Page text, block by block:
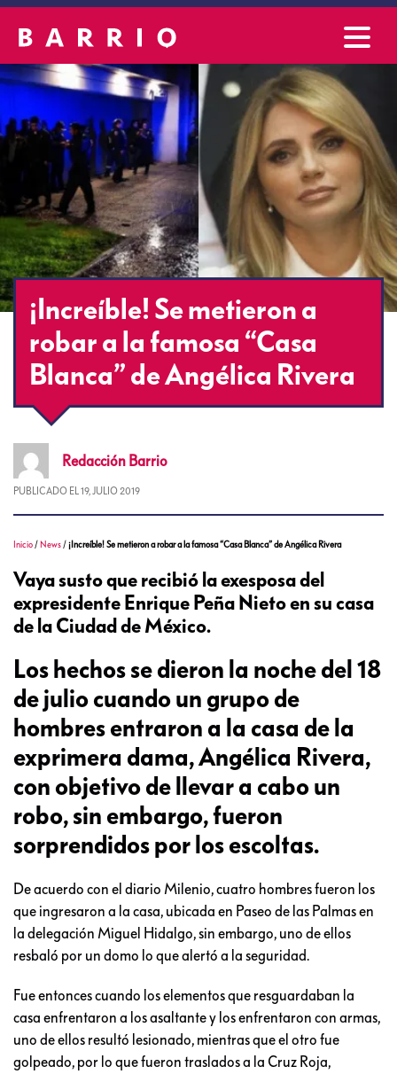
¡Increíble! Se metieron a
robar a la famosa “Casa
Blanca” de Angélica Rivera
Redacción Barrio
PUBLICADO EL 19, JULIO 2019
Inicio / News /¡Increíble! Se metieron a robar a la famosa “Casa Blanca” de Angélica Rivera
Vaya susto que recibió la exesposa del
expresidente Enrique Peña Nieto en su casa
de la Ciudad de México.
Los hechos se dieron la noche del 18
de julio cuando un grupo de
hombres entraron a la casa de la
exprimera dama, Angélica Rivera,
con objetivo de llevar a cabo un
robo, sin embargo, fueron
sorprendidos por los escoltas.
De acuerdo con el diario Milenio, cuatro hombres fueron los
que ingresaron a la casa, ubicada en Paseo de las Palmas en
la delegación Miguel Hidalgo, sin embargo, uno de ellos
resbaló por un domo lo que alertó a la seguridad.
Fue entonces cuando los elementos que resguardaban la
casa enfrentaron a los asaltante y los enfrentaron con armas,
uno de ellos resultó lesionado, mientras que el otro fue
golpeado, por lo que fueron traslados a la Cruz Roja,